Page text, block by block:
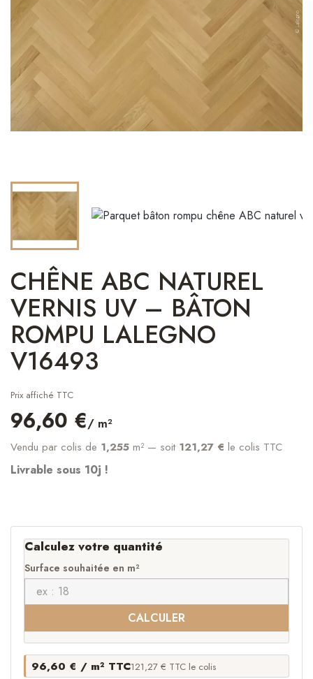
CHÊNE ABC NATUREL
VERNIS UV – BÂTON
ROMPU LALEGNO
V16493
Prix affiché TTC
96,60 €/ m²
Vendu par colis de 1,255 m² — soit 121,27 € le colis TTC
Livrable sous 10j !
Calculez votre quantité
Surface souhaitée en m²
CALCULER
96,60 € / m² TTC121,27 € TTC le colis